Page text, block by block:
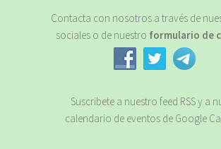
Contacta con nosotros a través de
sociales o de nuestro formulario de
Suscribete a nuestro feed RSS y a
calendario de eventos de Google